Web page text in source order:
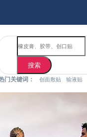
搜索
门关键词： 创面敷贴 输液贴